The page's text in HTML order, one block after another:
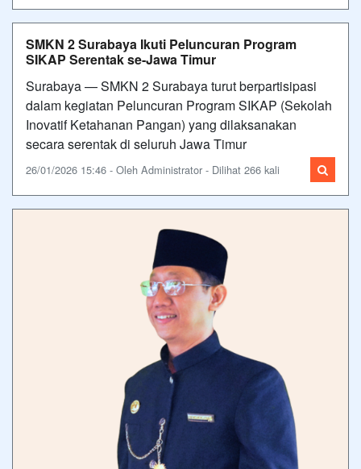
SMKN 2 Surabaya Ikuti Peluncuran Program
SIKAP Serentak se-Jawa Timur
Surabaya — SMKN 2 Surabaya turut berpartisipasi
dalam kegiatan Peluncuran Program SIKAP (Sekolah
Inovatif Ketahanan Pangan) yang dilaksanakan
secara serentak di seluruh Jawa Timur
26/01/2026 15:46 - Oleh Administrator - Dilihat 266 kali